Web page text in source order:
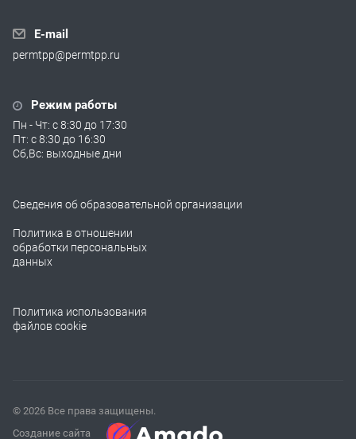
E-mail
permtpp@permtpp.ru
Режим работы
Пн - Чт: с 8:30 до 17:30
Пт: с 8:30 до 16:30
Сб,Вс: выходные дни
Сведения об образовательной организации
Политика в отношении
обработки персональных
данных
Политика использования
файлов cookie
© 2026 Все права защищены.
Создание сайта